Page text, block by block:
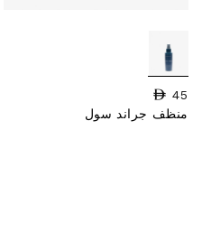
السعر العادي
45
منظف جراند سول